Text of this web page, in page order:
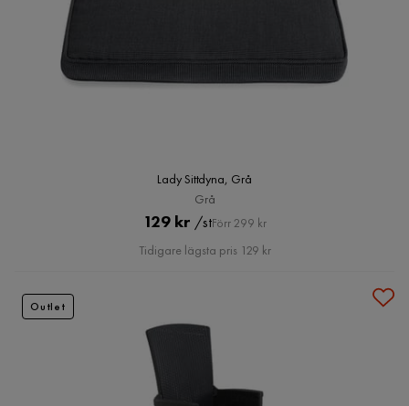
Lady Sittdyna, Grå
Grå
Pris
129 kr /stOriginal
Pris
Förr 299 kr
Tidigare lägsta pris 129 kr
Outlet